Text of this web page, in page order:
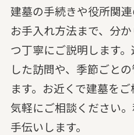
建墓の手続きや役所関
お手入れ方法まで、分
つ丁寧にご説明します
した訪問や、季節ごと
ます。お近くで建墓を
気軽にご相談ください
手伝いします。